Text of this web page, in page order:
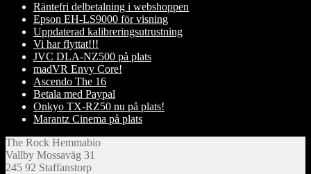
Räntefri delbetalning i webshoppen
Epson EH-LS9000 för visning
Uppdaterad kalibreringsutrustning
Vi har flyttat!!!
JVC DLA-NZ500 på plats
madVR Envy Core!
Ascendo The 16
Betala med Paypal
Onkyo TX-RZ50 nu på plats!
Marantz Cinema på plats
The Rock Hemmabio
Vallby Mossaväg 31
245 92 Staffanstorp